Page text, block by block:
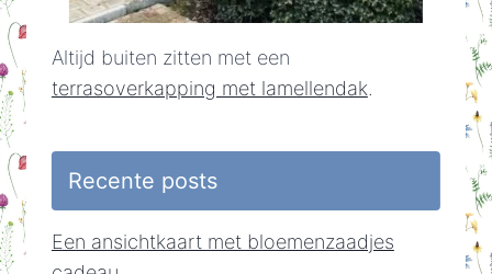
Altijd buiten zitten met een
terrasoverkapping met lamellendak.
Recente posts
Een ansichtkaart met bloemenzaadjes